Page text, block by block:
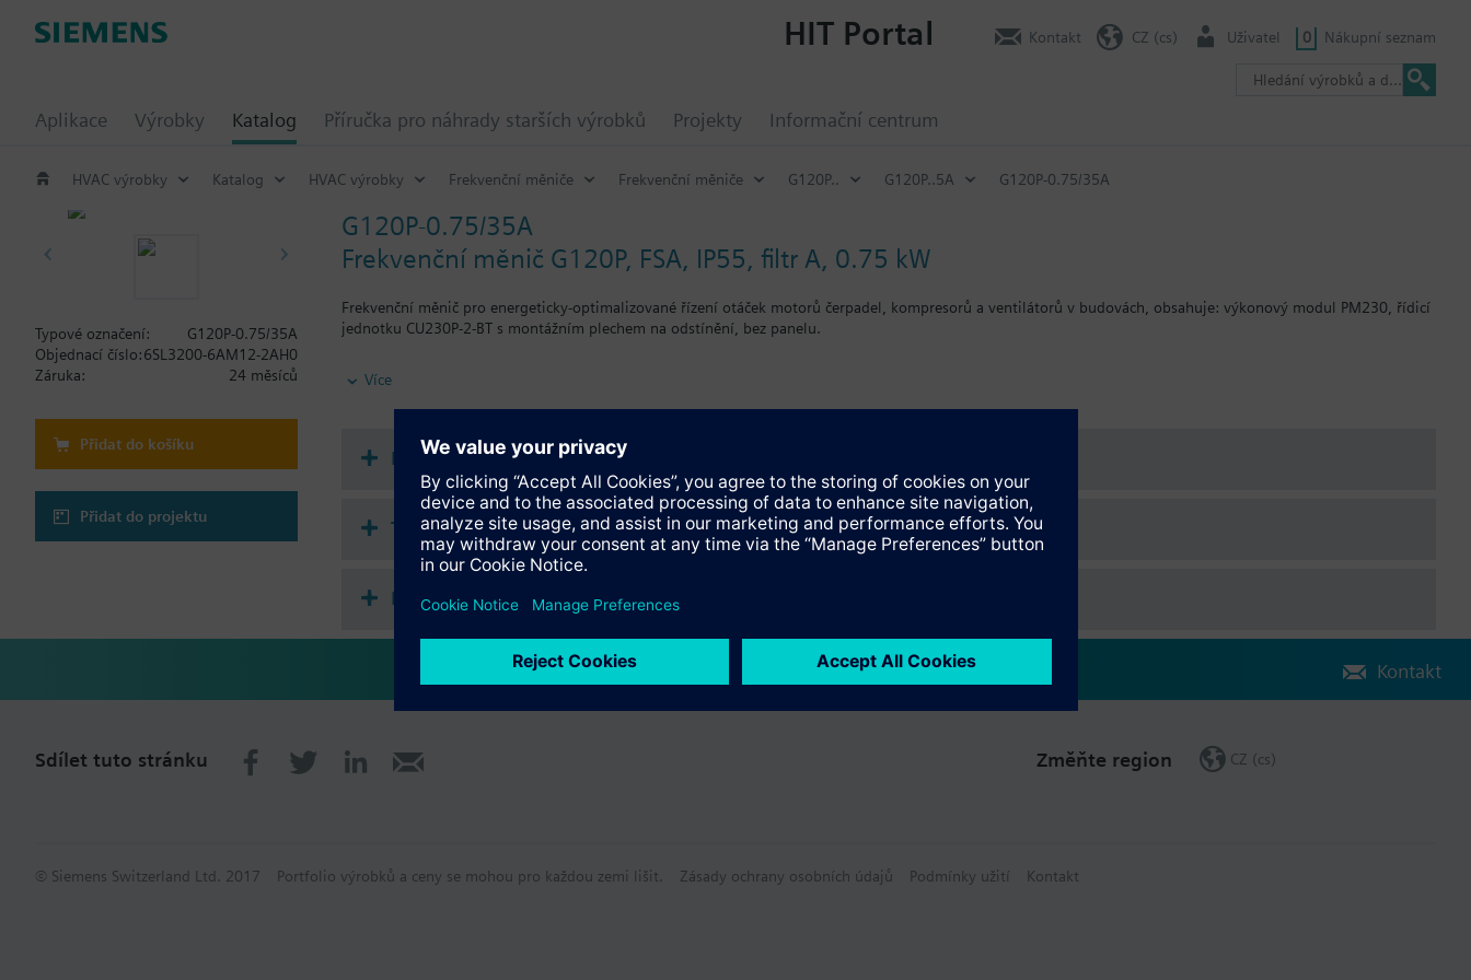
Aplikace Výrobky Katalog Příručka pro náhrady starších výrobků Projekty Informační centrum
HIT Portal Kontakt CZ (cs) Uživatel 0 Nákupní seznam
HVAC výrobky Katalog HVAC výrobky Frekvenční měniče Frekvenční měniče G120P.. G120P..5A G120P-0.75/35A
G120P-0.75/35A
Frekvenční měnič G120P, FSA, IP55, filtr A, 0.75 kW
Frekvenční měnič pro energeticky-optimalizované řízení otáček motorů čerpadel, kompresorů a ventilátorů v budovách, obsahuje: výkonový modul PM230, řídicí
jednotku CU230P-2-BT s montážním plechem na odstínění, bez panelu.
Additional info
Při použití BOP-2 nebo záslepky se hloubka zvětší o 5 mm, s IOP o 15 mm.
Více
Typové označení:
G120P-0.75/35A
Objednací číslo:6SL3200-6AM12-2AH0
Záruka:
24 měsíců
Přidat do košíku
Přidat do projektu
Dokumentace
Technické údaje
Kompatibilní moduly
Kontakt
Sdílet tuto stránku Změňte region CZ (cs)
© Siemens Switzerland Ltd. 2017 Portfolio výrobků a ceny se mohou pro každou zemi lišit. Zásady ochrany osobních údajů Podmínky užití Kontakt